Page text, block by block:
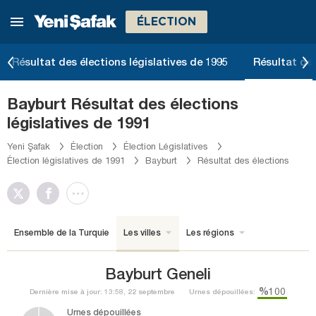
ÉLECTION
Résultat des élections législatives de 1995 Résultat
Bayburt Résultat des élections
législatives de 1991
Yeni Şafak Élection
Élection Législatives
Élection législatives de 1991
Bayburt Résultat des élections
Ensemble de la Turquie Les villes Les régions
Bayburt Geneli
Dernière mise à jour: 13:58, 22 septembre Urnes dépouillées: %100
Urnes dépouillées